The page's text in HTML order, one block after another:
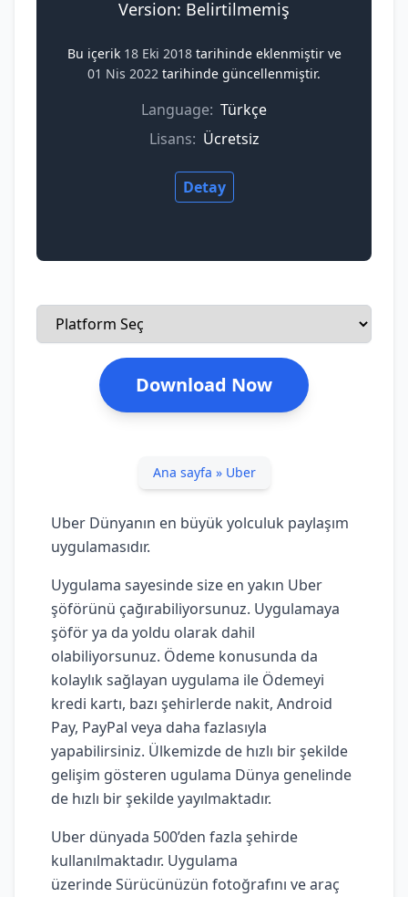
Version: Belirtilmemiş
Bu içerik 18 Eki 2018 tarihinde eklenmiştir ve
01 Nis 2022 tarihinde güncellenmiştir.
Language: Türkçe
Lisans: Ücretsiz
Detay
Download Now
Ana sayfa » Uber
Uber Dünyanın en büyük yolculuk paylaşım
uygulamasıdır.
Uygulama sayesinde size en yakın Uber
şöförünü çağırabiliyorsunuz. Uygulamaya
şöför ya da yoldu olarak dahil
olabiliyorsunuz. Ödeme konusunda da
kolaylık sağlayan uygulama ile Ödemeyi
kredi kartı, bazı şehirlerde nakit, Android
Pay, PayPal veya daha fazlasıyla
yapabilirsiniz. Ülkemizde de hızlı bir şekilde
gelişim gösteren ugulama Dünya genelinde
de hızlı bir şekilde yayılmaktadır.
Uber dünyada 500’den fazla şehirde
kullanılmaktadır. Uygulama
üzerinde Sürücünüzün fotoğrafını ve araç